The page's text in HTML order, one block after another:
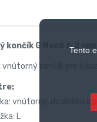
Tento
končík G Nock 6,2
vnútorný končík pre
vnútorný, do drieku s
L